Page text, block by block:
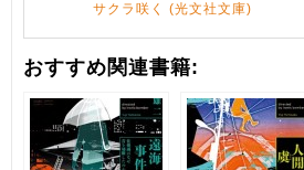
サクラ咲く (光文社文庫)
おすすめ関連書籍: